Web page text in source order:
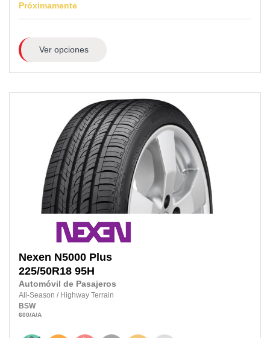
Próximamente
Ver opciones
Nexen N5000 Plus
225/50R18 95H
Automóvil de Pasajeros
All-Season / Highway Terrain
BSW
600/A/A